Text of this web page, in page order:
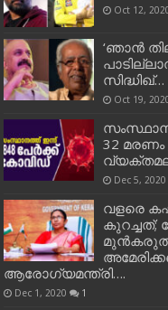
Oct 12,
‘ഞാന്‍
സിദ്ധിഖ്…
Oct 19,
32 മരണം
Dec 5, 2020
വളരെ
കുറച്ചത്;
മുൻകരുതൽ
ആരോഗ്യമന്ത്രി….
Dec 1, 2020 1